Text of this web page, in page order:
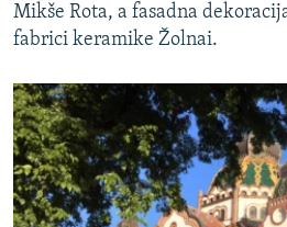
Mikše Rota, a fasadna
fabrici keramike Žolnai.